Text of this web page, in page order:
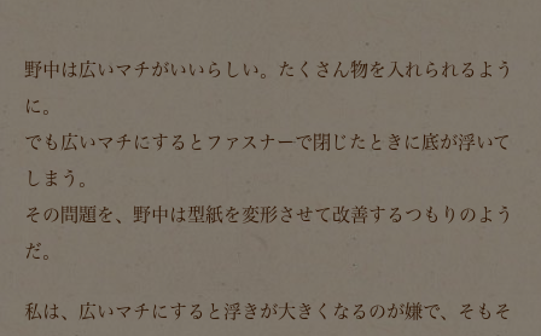
野中は広いマチがいいらしい。たくさん物を入れられるよう
に。
でも広いマチにするとファスナーで閉じたときに底が浮いて
しまう。
その問題を、野中は型紙を変形させて改善するつもりのよう
だ。
私は、広いマチにすると浮きが大きくなるのが嫌で、そもそ